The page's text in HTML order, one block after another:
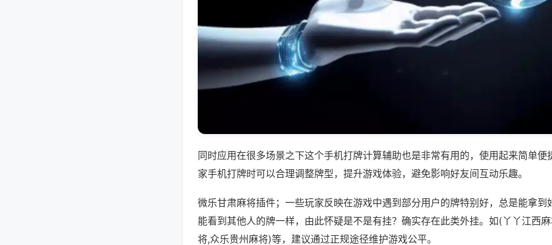
同时应用在很多场景之下这个手机打牌计算辅助也是非常有用的，使用起来简单便
家手机打牌时可以合理调整牌型，提升游戏体验，避免影响好友间互动乐趣。
微乐甘肃麻将插件；一些玩家反映在游戏中遇到部分用户的牌特别好，总是能拿到
能看到其他人的牌一样，由此怀疑是不是有挂？确实存在此类外挂。如(丫丫江西
将,众乐贵州麻将)等，建议通过正规途径维护游戏公平。